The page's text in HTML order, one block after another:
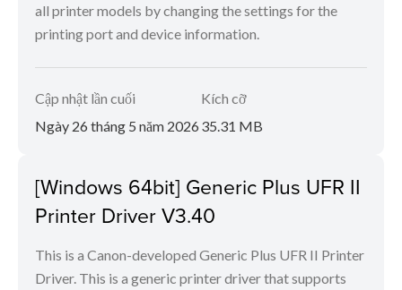
all printer models by changing the settings for the
printing port and device information.
Cập nhật lần cuối
Ngày 26 tháng 5 năm 2026
Kích cỡ
35.31 MB
[Windows 64bit] Generic Plus UFR II
Printer Driver V3.40
This is a Canon-developed Generic Plus UFR II Printer
Driver. This is a generic printer driver that supports